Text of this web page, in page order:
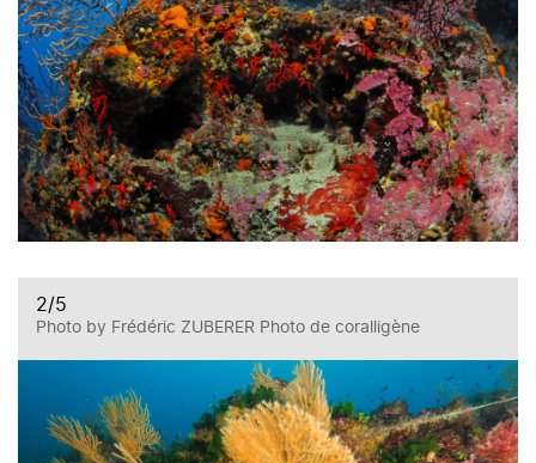
2/5
Photo by Frédéric ZUBERER Photo de coralligène